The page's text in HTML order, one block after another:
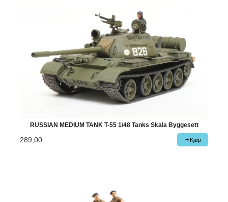
RUSSIAN MEDIUM TANK T-55 1/48 Tanks Skala Byggesett
289,00 Kjøp